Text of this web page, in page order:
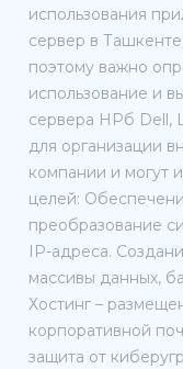
использования
сервер в
поэтому важно
использование и
сервера HPб Dell,
для организации
компании и могут
целей:
преобразование
IP-адреса.
массивы данных,
Хостинг –
корпоративной
защита от